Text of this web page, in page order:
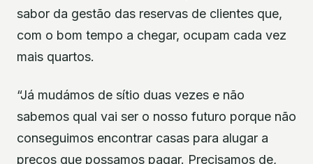
sabor da gestão das reservas de clientes que,
com o bom tempo a chegar, ocupam cada vez
mais quartos.
“Já mudámos de sítio duas vezes e não
sabemos qual vai ser o nosso futuro porque não
conseguimos encontrar casas para alugar a
preços que possamos pagar. Precisamos de,